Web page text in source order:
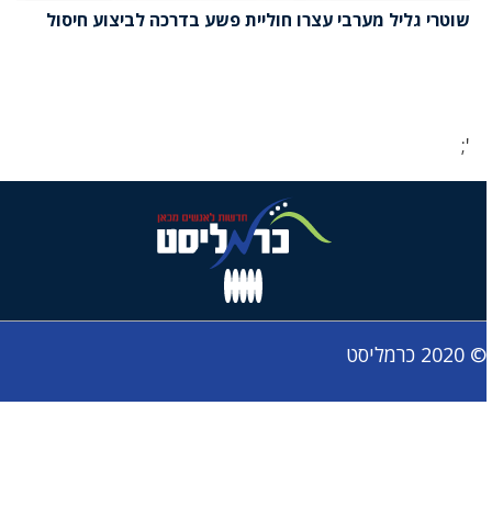
שוטרי גליל מערבי עצרו חוליית פשע בדרכה לביצוע חיסול
';
© 2020 כרמליסט